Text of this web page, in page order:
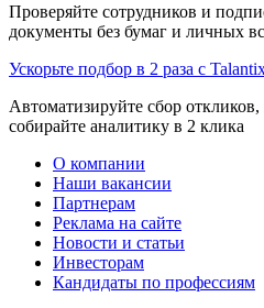
Проверяйте сотрудников и
документы без бумаг и личных
Ускорьте подбор в 2 раза с
Автоматизируйте сбор откликов,
собирайте аналитику в 2 клика
О компании
Наши вакансии
Партнерам
Реклама на сайте
Новости и статьи
Инвесторам
Кандидаты по профессиям